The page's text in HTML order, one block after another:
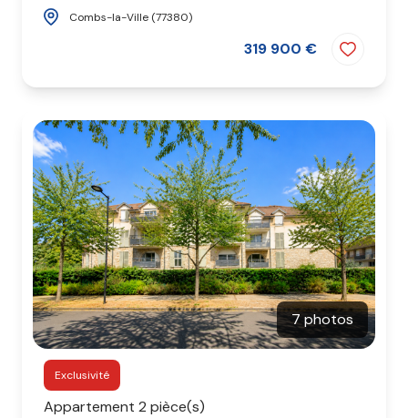
Combs-la-Ville (77380)
319 900 €
7 photos
Exclusivité
Appartement 2 pièce(s)